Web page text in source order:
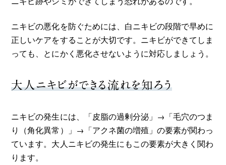
ニキビの悪化を防ぐためには、白ニキビの段階で早めに
正しいケアをすることが大切です。ニキビができてしま
っても、とにかく悪化させないように対応しましょう。
大人ニキビができる流れを知ろう
ニキビの発生には、「皮脂の過剰分泌」→「毛穴のつま
り（角化異常）」→「アクネ菌の増殖」の要素が関わっ
ています。大人ニキビの発生にもこの要素が大きく関わ
ります。